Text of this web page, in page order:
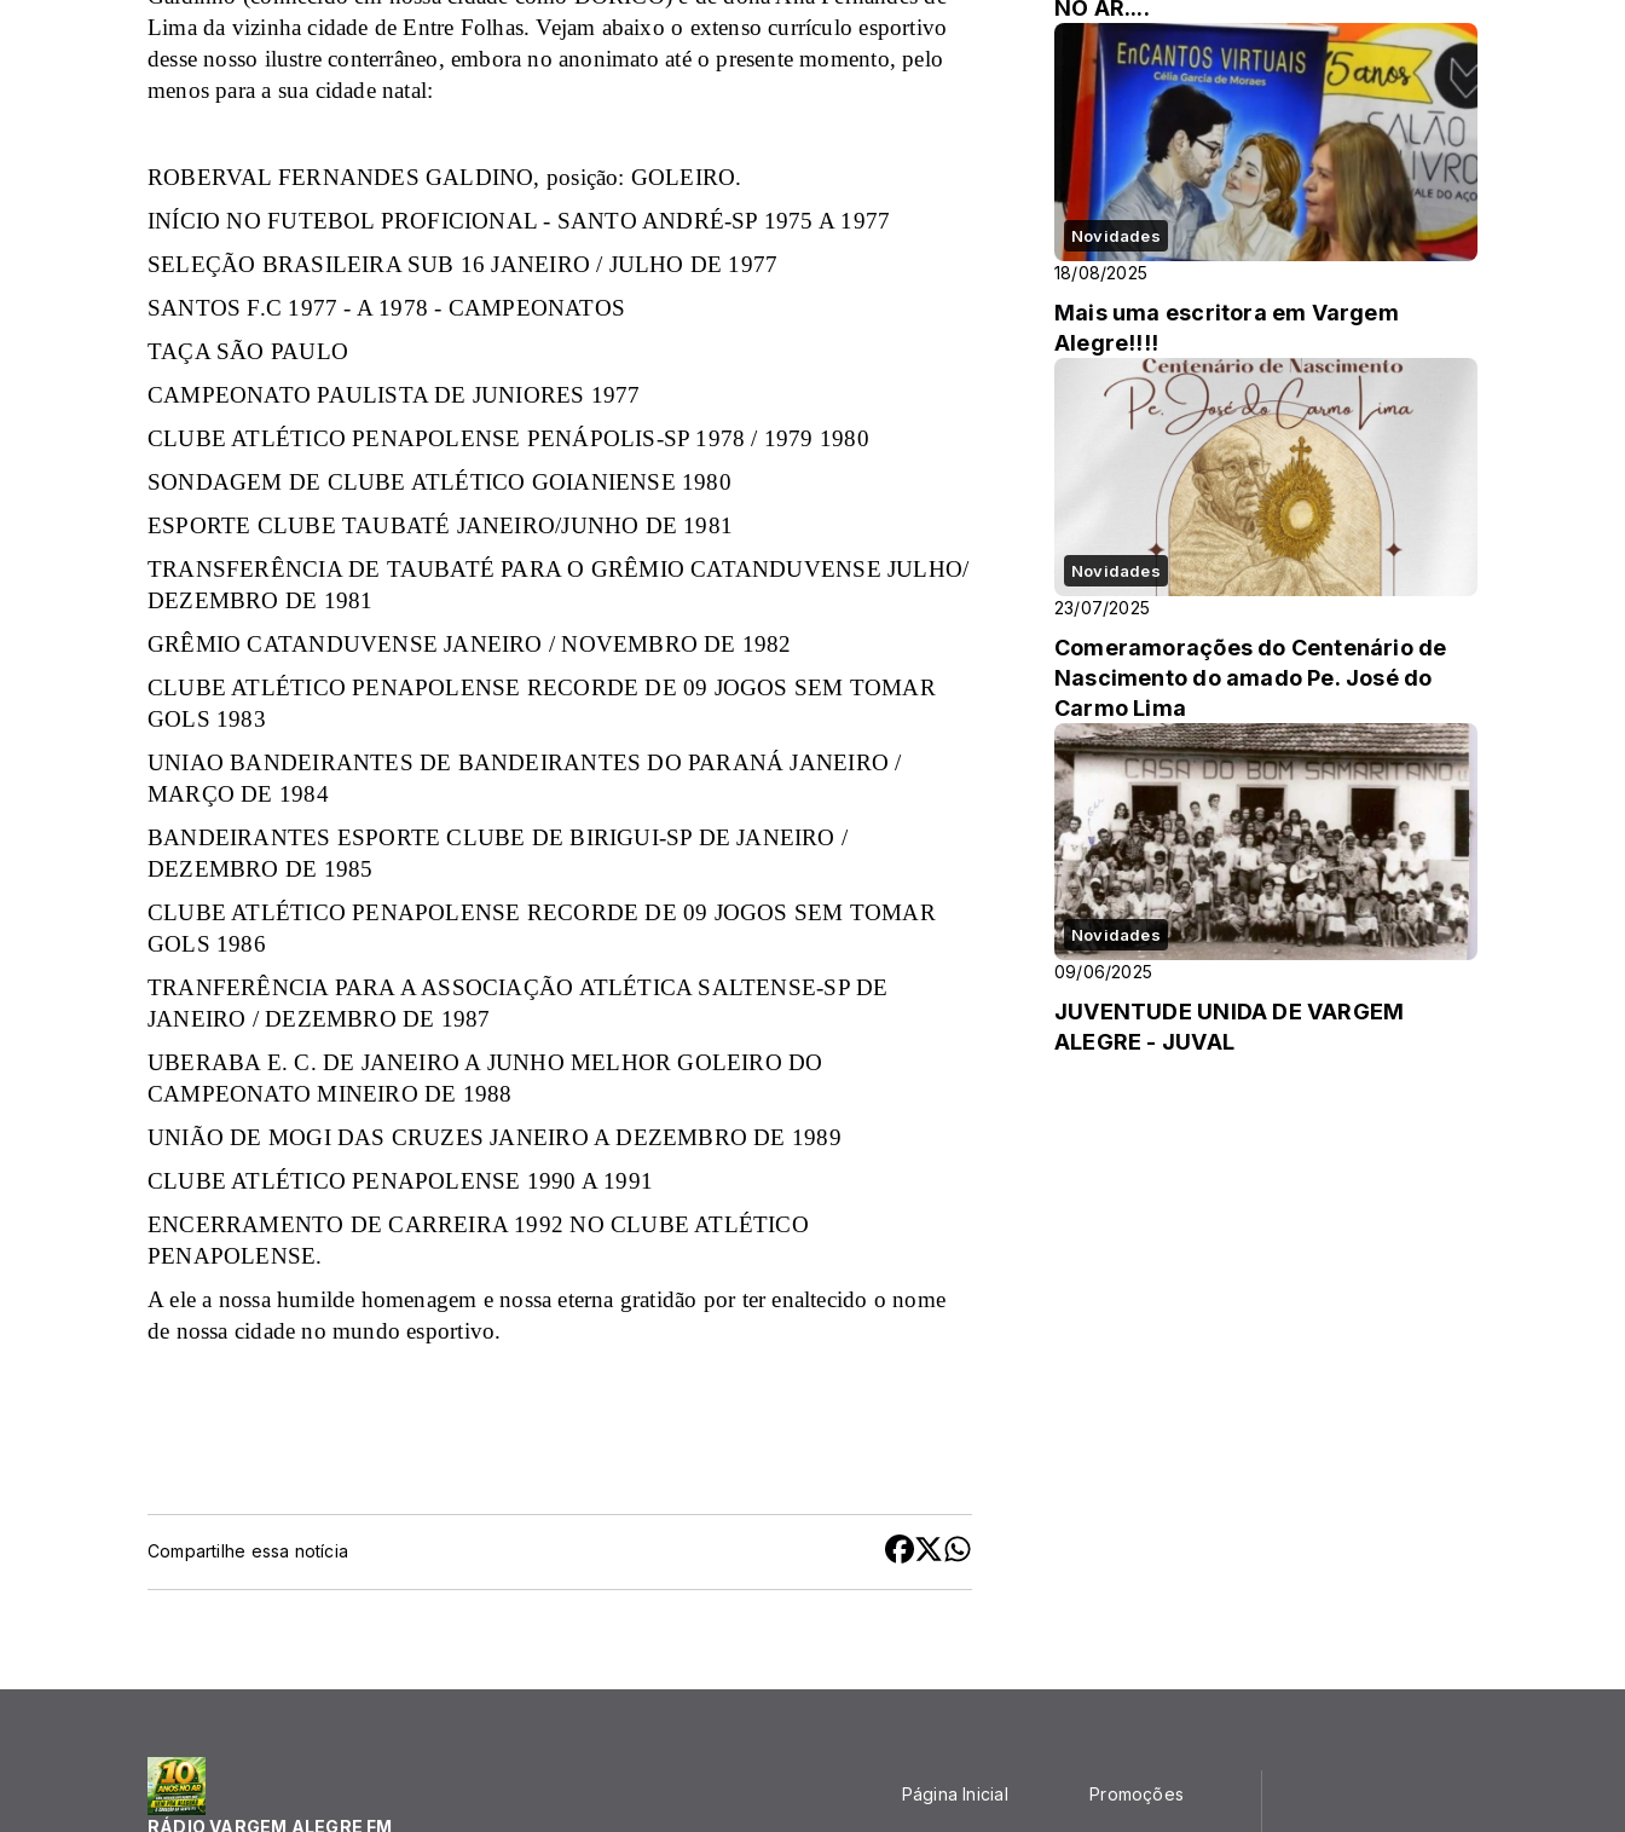
Lima da vizinha cidade de Entre Folhas. Vejam abaixo o extenso currículo esportivo
desse nosso ilustre conterrâneo, embora no anonimato até o presente momento, pelo
menos para a sua cidade natal:
ROBERVAL FERNANDES GALDINO, posição: GOLEIRO.
INÍCIO NO FUTEBOL PROFICIONAL - SANTO ANDRÉ-SP 1975 A 1977
SELEÇÃO BRASILEIRA SUB 16 JANEIRO / JULHO DE 1977
SANTOS F.C 1977 - A 1978 - CAMPEONATOS
TAÇA SÃO PAULO
CAMPEONATO PAULISTA DE JUNIORES 1977
CLUBE ATLÉTICO PENAPOLENSE PENÁPOLIS-SP 1978 / 1979 1980
SONDAGEM DE CLUBE ATLÉTICO GOIANIENSE 1980
ESPORTE CLUBE TAUBATÉ JANEIRO/JUNHO DE 1981
TRANSFERÊNCIA DE TAUBATÉ PARA O GRÊMIO CATANDUVENSE JULHO/
DEZEMBRO DE 1981
GRÊMIO CATANDUVENSE JANEIRO / NOVEMBRO DE 1982
CLUBE ATLÉTICO PENAPOLENSE RECORDE DE 09 JOGOS SEM TOMAR
GOLS 1983
UNIAO BANDEIRANTES DE BANDEIRANTES DO PARANÁ JANEIRO /
MARÇO DE 1984
BANDEIRANTES ESPORTE CLUBE DE BIRIGUI-SP DE JANEIRO /
DEZEMBRO DE 1985
CLUBE ATLÉTICO PENAPOLENSE RECORDE DE 09 JOGOS SEM TOMAR
GOLS 1986
TRANFERÊNCIA PARA A ASSOCIAÇÃO ATLÉTICA SALTENSE-SP DE
JANEIRO / DEZEMBRO DE 1987
UBERABA E. C. DE JANEIRO A JUNHO MELHOR GOLEIRO DO
CAMPEONATO MINEIRO DE 1988
UNIÃO DE MOGI DAS CRUZES JANEIRO A DEZEMBRO DE 1989
CLUBE ATLÉTICO PENAPOLENSE 1990 A 1991
ENCERRAMENTO DE CARREIRA 1992 NO CLUBE ATLÉTICO
PENAPOLENSE.
A ele a nossa humilde homenagem e nossa eterna gratidão por ter enaltecido o nome
de nossa cidade no mundo esportivo.
Compartilhe essa notícia
NO AR....
Novidades
18/08/2025
Mais uma escritora em Vargem
Alegre!!!!
Novidades
23/07/2025
Comeramorações do Centenário de
Nascimento do amado Pe. José do
Carmo Lima
Novidades
09/06/2025
JUVENTUDE UNIDA DE VARGEM
ALEGRE - JUVAL
RÁDIO VARGEM ALEGRE FM
Página Inicial Promoções